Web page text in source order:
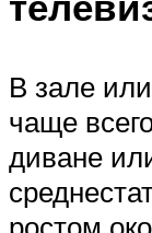
В зале
чаще
диване